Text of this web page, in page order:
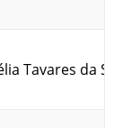
Tavares da